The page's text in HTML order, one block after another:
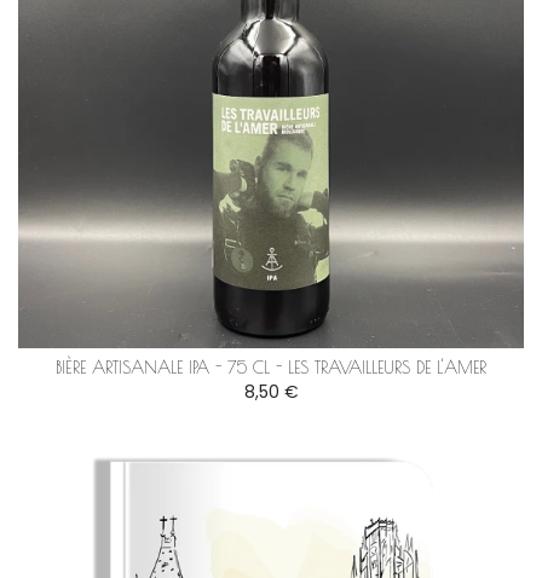
BIÈRE ARTISANALE IPA - 75 CL - LES TRAVAILLEURS DE L'AMER
8,50 €